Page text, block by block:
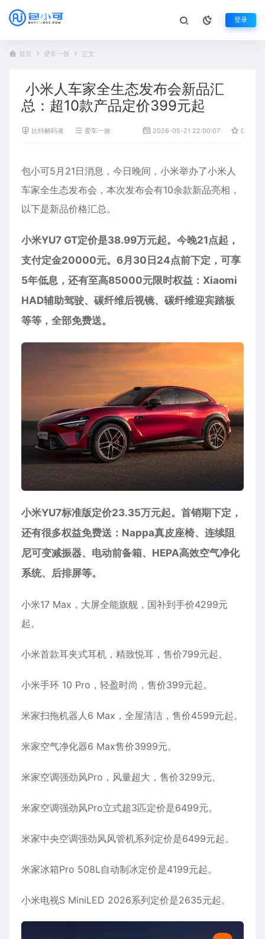
登录
首页 爱车一族 正文
小米人车家全生态发布会新品汇
总：超10款产品定价399元起
比特解码者 爱车一族 2026-05-21 22:00:07 0
包小可5月21日消息，今日晚间， 小米举办了小米人
车家全生态发布会，本次发布会有10余款新品亮相，
以下是新品价格汇总。
小米YU7 GT定价是38.99万元起。今晚21点起，
支付定金20000元。6月30日24点前下定，可享
5年低息，还有至高85000元限时权益：Xiaomi
HAD辅助驾驶、碳纤维后视镜、碳纤维迎宾踏板
等等，全部免费送。
小米YU7标准版定价23.35万元起。首销期下定，
还有很多权益免费送：Nappa真皮座椅、连续阻
尼可变减振器、电动前备箱、HEPA高效空气净化
系统、后排屏等。
小米17 Max，大屏全能旗舰，国补到手价4299元
起。
小米首款耳夹式耳机，精致悦耳，售价799元起。
小米手环 10 Pro，轻盈时尚，售价399元起。
米家扫拖机器人6 Max，全屋清洁，售价4599元起。
米家空气净化器6 Max售价3999元。
米家空调强劲风Pro，风量超大，售价3299元。
米家空调强劲风Pro立式超3匹定价是6499元。
米家中央空调强劲风风管机系列定价是6499元起。
米家冰箱Pro 508L自动制冰定价是4199元起。
小米电视S MiniLED 2026系列定价是2635元起。